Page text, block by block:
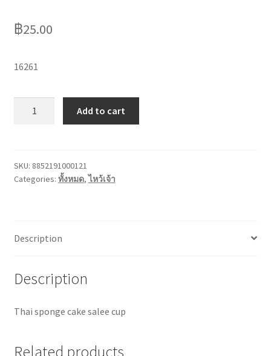
฿25.00
16261
Add to cart
SKU: 8852191000121
Categories: ทั้งหมด,ไหว้เจ้า
Description
Description
Thai sponge cake salee cup
Related products